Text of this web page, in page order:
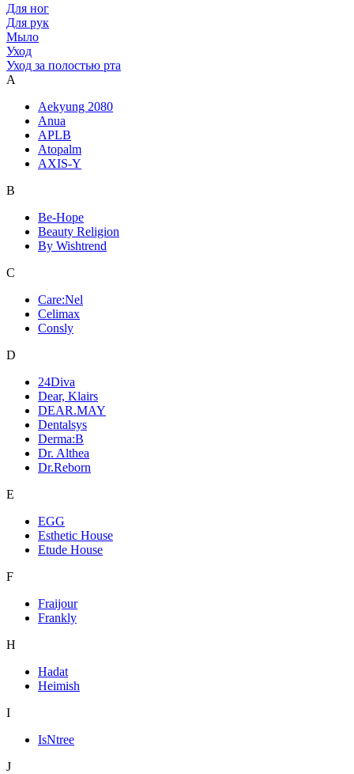
Для ног
Для рук
Мыло
Уход
Уход за полостью рта
A
Aekyung 2080
Anua
APLB
Atopalm
AXIS-Y
B
Be-Hope
Beauty Religion
By Wishtrend
C
Care:Nel
Celimax
Consly
D
24Diva
Dear, Klairs
DEAR.MAY
Dentalsys
Derma:B
Dr. Althea
Dr.Reborn
E
EGG
Esthetic House
Etude House
F
Fraijour
Frankly
H
Hadat
Heimish
I
IsNtree
J